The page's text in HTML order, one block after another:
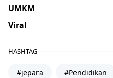
UMKM
Viral
HASHTAG
#jepara #Pendidikan